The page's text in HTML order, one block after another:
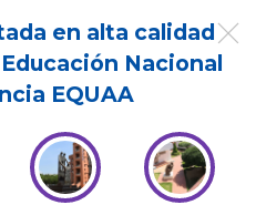
en alta calidad
Nacional
EQUAA